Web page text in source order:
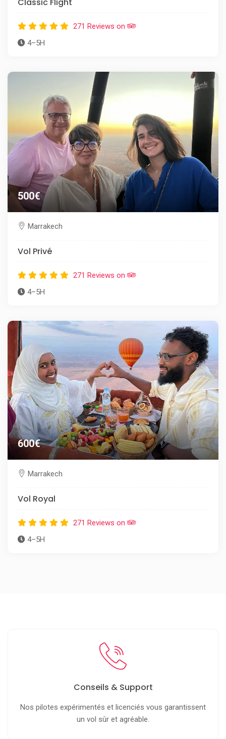
271 Reviews on
4–5H
500€
Marrakech
Vol Privé
271 Reviews on
4–5H
600€
Marrakech
Vol Royal
271 Reviews on
4–5H
Conseils & Support
Nos pilotes expérimentés et licenciés vous garantissent
un vol sûr et agréable.